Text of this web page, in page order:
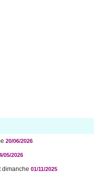
20/06/2026
05/2026
dimanche 01/11/2025